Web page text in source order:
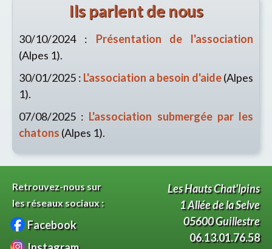
Ils parlent de nous
30/10/2024 : Présentation de l'association
(Alpes 1).
30/01/2025 : L'association a besoin d'aide(Alpes
1).
07/08/2025 : L'association submergée par les
chatons (Alpes 1).
Retrouvez-nous sur
les réseaux sociaux :
Facebook
Les Hauts Chat'lpins
1 Allée de la Selve
05600 Guillestre
06.13.01.76.58